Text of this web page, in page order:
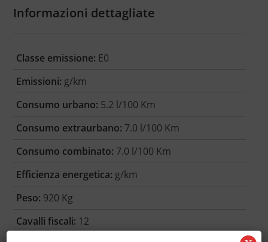
Informazioni dettagliate
Classe emissione: E0
Emissioni: g/km
Consumo urbano: 5.2 l/100 Km
Consumo extraurbano: 7.0 l/100 Km
Consumo combinato: 7.0 l/100 Km
Efficienza energetica: g/km
Peso: 920 Kg
Cavalli fiscali: 12